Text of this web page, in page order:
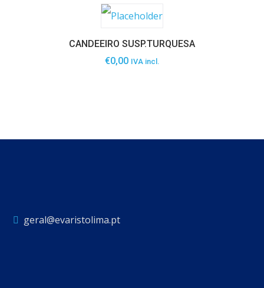
CANDEEIRO SUSP.TURQUESA
€0,00 IVA incl.
geral@evaristolima.pt